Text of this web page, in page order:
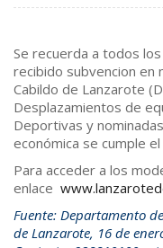
Se recuerda a todos
recibido subvencion
Cabildo de Lanzarote
Desplazamientos de
Deportivas y
económica se cumple el
Para acceder a los
enlace
Fuente: Departamento
de Lanzarote, 16 de